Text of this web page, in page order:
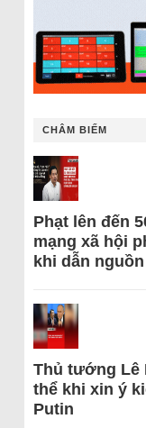
CHÂM BIẾM
Phạt lên đến
mạng xã hội
khi dẫn
Thủ tướng Lê
thể khi xin ý
Putin